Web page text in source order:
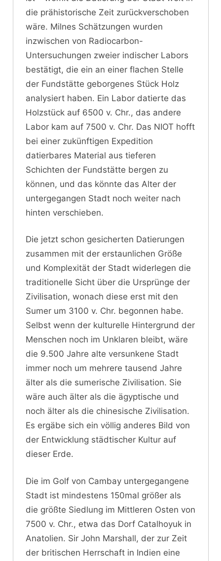
die prähistorische Zeit zurückverschoben
wäre. Milnes Schätzungen wurden
inzwischen von Radiocarbon-
Untersuchungen zweier indischer Labors
bestätigt, die ein an einer flachen Stelle
der Fundstätte geborgenes Stück Holz
analysiert haben. Ein Labor datierte das
Holzstück auf 6500 v. Chr., das andere
Labor kam auf 7500 v. Chr. Das NIOT hofft
bei einer zukünftigen Expedition
datierbares Material aus tieferen
Schichten der Fundstätte bergen zu
können, und das könnte das Alter der
untergegangen Stadt noch weiter nach
hinten verschieben.
Die jetzt schon gesicherten Datierungen
zusammen mit der erstaunlichen Größe
und Komplexität der Stadt widerlegen die
traditionelle Sicht über die Ursprünge der
Zivilisation, wonach diese erst mit den
Sumer um 3100 v. Chr. begonnen habe.
Selbst wenn der kulturelle Hintergrund der
Menschen noch im Unklaren bleibt, wäre
die 9.500 Jahre alte versunkene Stadt
immer noch um mehrere tausend Jahre
älter als die sumerische Zivilisation. Sie
wäre auch älter als die ägyptische und
noch älter als die chinesische Zivilisation.
Es ergäbe sich ein völlig anderes Bild von
der Entwicklung städtischer Kultur auf
dieser Erde.
Die im Golf von Cambay untergegangene
Stadt ist mindestens 150mal größer als
die größte Siedlung im Mittleren Osten von
7500 v. Chr., etwa das Dorf Catalhoyuk in
Anatolien. Sir John Marshall, der zur Zeit
der britischen Herrschaft in Indien eine